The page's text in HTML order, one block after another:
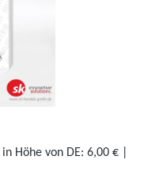
in Höhe von DE: 6,00 € |